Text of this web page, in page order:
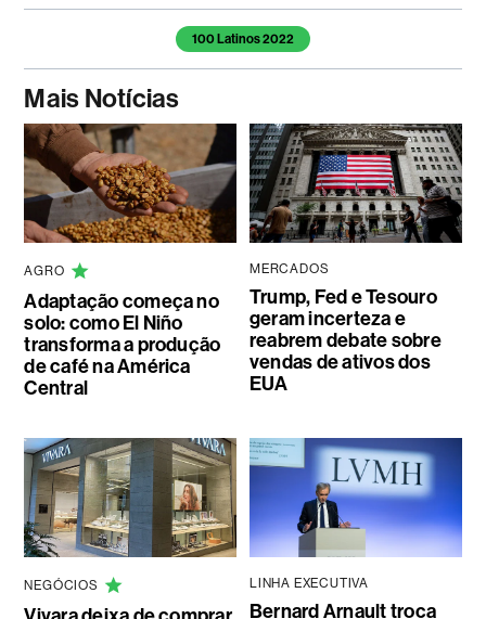
Temas deste artigo 100 Latinos 2022
Mais Notícias
AGRO
Adaptação começa no
solo: como El Niño
transforma a produção
de café na América
Central
MERCADOS
Trump, Fed e Tesouro
geram incerteza e
reabrem debate sobre
vendas de ativos dos
EUA
NEGÓCIOS LINHA EXECUTIVA
Bernard Arnault troca